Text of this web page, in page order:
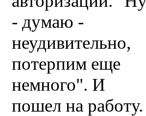
- думаю -
неудивительно,
потерпим еще
немного". И
пошел на работу.